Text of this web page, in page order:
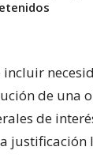
de una
de
justificación